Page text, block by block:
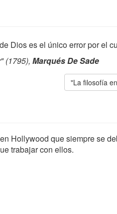
Dios es el único error por el
" (1795), Marqués De Sade
"La filosofía
Hollywood que siempre se
trabajar con ellos.